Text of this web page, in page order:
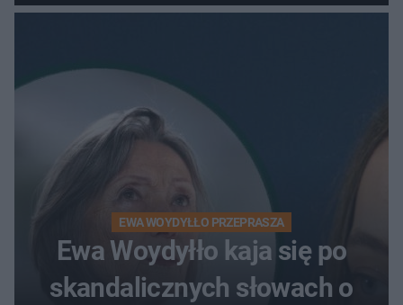
mikrobikini
EWA WOYDYŁŁO PRZEPRASZA
Ewa Woydyłło kaja się po
skandalicznych słowach o